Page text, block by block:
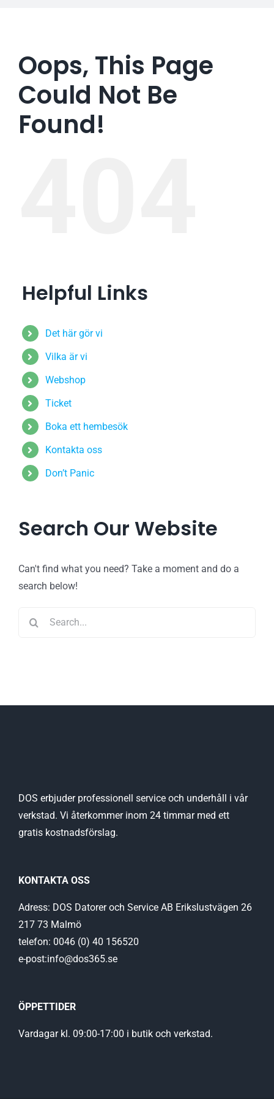
Oops, This Page
Could Not Be
Found!
Helpful Links
Det här gör vi
Vilka är vi
Webshop
Ticket
Boka ett hembesök
Kontakta oss
Don’t Panic
Search Our Website
Can't find what you need? Take a moment and do a
search below!
DOS erbjuder professionell service och underhåll i vår
verkstad. Vi återkommer inom 24 timmar med ett
gratis kostnadsförslag.
KONTAKTA OSS
Adress: DOS Datorer och Service AB Erikslustvägen 26
217 73 Malmö
telefon: 0046 (0) 40 156520
e-post:info@dos365.se
ÖPPETTIDER
Vardagar kl. 09:00-17:00 i butik och verkstad.